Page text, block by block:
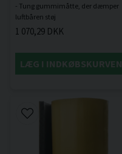
- Tung gummimåtte, der dæmper
1 070,29 DKK
LÆG I INDKØBSKURVEN